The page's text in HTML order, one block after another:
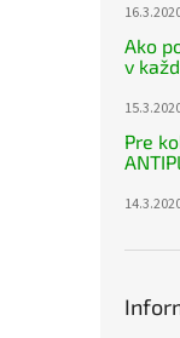
Ako
v
Pre